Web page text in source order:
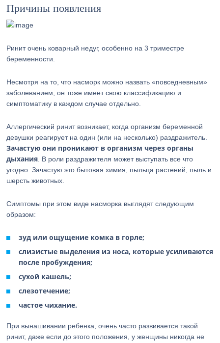
Причины появления
Ринит очень коварный недуг, особенно на 3 триместре
беременности.
Несмотря на то, что насморк можно назвать «повседневным»
заболеванием, он тоже имеет свою классификацию и
симптоматику в каждом случае отдельно.
Аллергический ринит возникает, когда организм беременной
девушки реагирует на один (или на несколько) раздражитель.
Зачастую они проникают в организм через органы
дыхания . В роли раздражителя может выступать все что
угодно. Зачастую это бытовая химия, пыльца растений, пыль и
шерсть животных.
Симптомы при этом виде насморка выглядят следующим
образом:
зуд или ощущение комка в горле;
слизистые выделения из носа, которые усиливаются
после пробуждения;
сухой кашель;
слезотечение;
частое чихание.
При вынашивании ребенка, очень часто развивается такой
ринит, даже если до этого положения, у женщины никогда не